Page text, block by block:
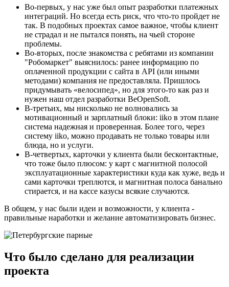
Во-первых, у нас уже был опыт разработки платежных
интеграций. Но всегда есть риск, что что-то пройдет не
так. В подобных проектах самое важное, чтобы клиент
не страдал и не пытался понять, на чьей стороне
проблемы.
Во-вторых, после знакомства с ребятами из компании
"Робомаркет" выяснилось: ранее информацию по
оплаченной продукции с сайта в API (или иными
методами) компания не предоставляла. Пришлось
придумывать «велосипед», но для этого-то как раз и
нужен наш отдел разработки BeOpenSoft.
В-третьих, мы нисколько не волновались за
мотивационный и зарплатный блоки: iiko в этом плане
система надежная и проверенная. Более того, через
систему iiko, можно продавать не только товары или
блюда, но и услуги.
В-четвертых, карточки у клиента были бесконтактные,
что тоже было плюсом: у карт с магнитной полосой
эксплуатационные характеристики куда как хуже, ведь и
сами карточки треплются, и магнитная полоса банально
стирается, и на кассе казусы всякие случаются.
В общем, у нас были идеи и возможности, у клиента -
правильные наработки и желание автоматизировать бизнес.
Что было сделано для реализации
проекта